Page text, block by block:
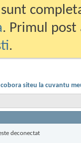
. Primul
.
siteu la cuvantu